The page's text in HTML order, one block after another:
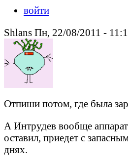
войти
Shlans Пн, 22/08/2011 -
Отпиши потом, где была
А Интрудев вообще
оставил, приедет с
днях.